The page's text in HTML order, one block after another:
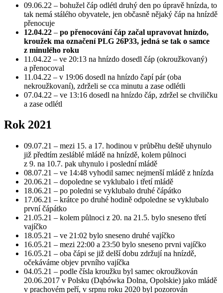
09.06.22 – bohužel čáp odlétl druhý den po úpravě hnízda, to
tak nemá stálého obyvatele, jen občasně nějaký čáp na hnízdě
přenocuje
12.04.22 – po přenocování čáp začal upravovat hnízdo,
kroužek ma označení PLG 26P33, jedná se tak o samce
z minulého roku
11.04.22 – ve 20:13 na hnízdo dosedl čáp (okroužkovaný)
a přenocoval
11.04.22 – v 19:06 dosedl na hnízdo čapí pár (oba
nekroužkovaní), zdrželi se cca minutu a zase odlétli
07.04.22 – ve 13:16 dosedl na hnízdo čáp, zdržel se chviličku
a zase odlétl
Rok 2021
09.07.21 – mezi 15. a 17. hodinou v průběhu deště uhynulo
již předtím zesláblé mládě na hnízdě, kolem půlnoci
z 9. na 10.7. pak uhynulo i poslední mládě
08.07.21 – ve 14:48 vyhodil samec nejmenší mládě z hnízda
20.06.21 – dopoledne se vyklubalo i třetí mládě
18.06.21 – po poledni se vyklubalo druhé čápátko
17.06.21 – krátce po druhé hodině odpoledne se vyklubalo
první čápátko
21.05.21 – kolem půlnoci z 20. na 21.5. bylo sneseno třetí
vajíčko
18.05.21 – ve 21:02 bylo sneseno druhé vajíčko
16.05.21 – mezi 22:00 a 23:50 bylo sneseno prvni vajíčko
16.05.21 – oba čápi se již delší dobu zdržují na hnízdě,
očekáváme objev prvního vajíčka
04.05.21 – podle čísla kroužku byl samec okroužkován
20.06.2017 v Polsku (Dąbówka Dolna, Opolskie) jako mládě
v prachovém peří, v srpnu roku 2020 byl pozorován